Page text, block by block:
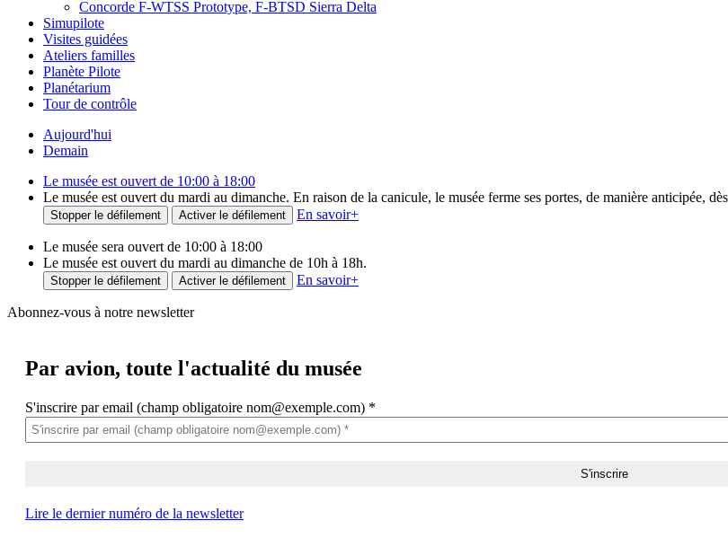
Concorde F-WTSS Prototype, F-BTSD Sierra Delta
Simupilote
Visites guidées
Ateliers familles
Planète Pilote
Planétarium
Tour de contrôle
Aujourd'hui
Demain
Le musée est ouvert de 10:00 à 18:00
Le musée est ouvert du mardi au dimanche. En raison de la canicule, le musée ferme ses portes, de manière anticipée,
Stopper le défilement Activer le défilement En savoir+
Le musée sera ouvert de 10:00 à 18:00
Le musée est ouvert du mardi au dimanche de 10h à 18h.
Stopper le défilement Activer le défilement En savoir+
Abonnez-vous à notre newsletter
Par avion, toute l'actualité du musée
S'inscrire par email (champ obligatoire nom@exemple.com) *
Lire le dernier numéro de la newsletter